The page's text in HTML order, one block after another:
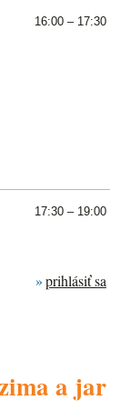
16:00 – 17:30
17:30 – 19:00
prihlásiť sa
a jar